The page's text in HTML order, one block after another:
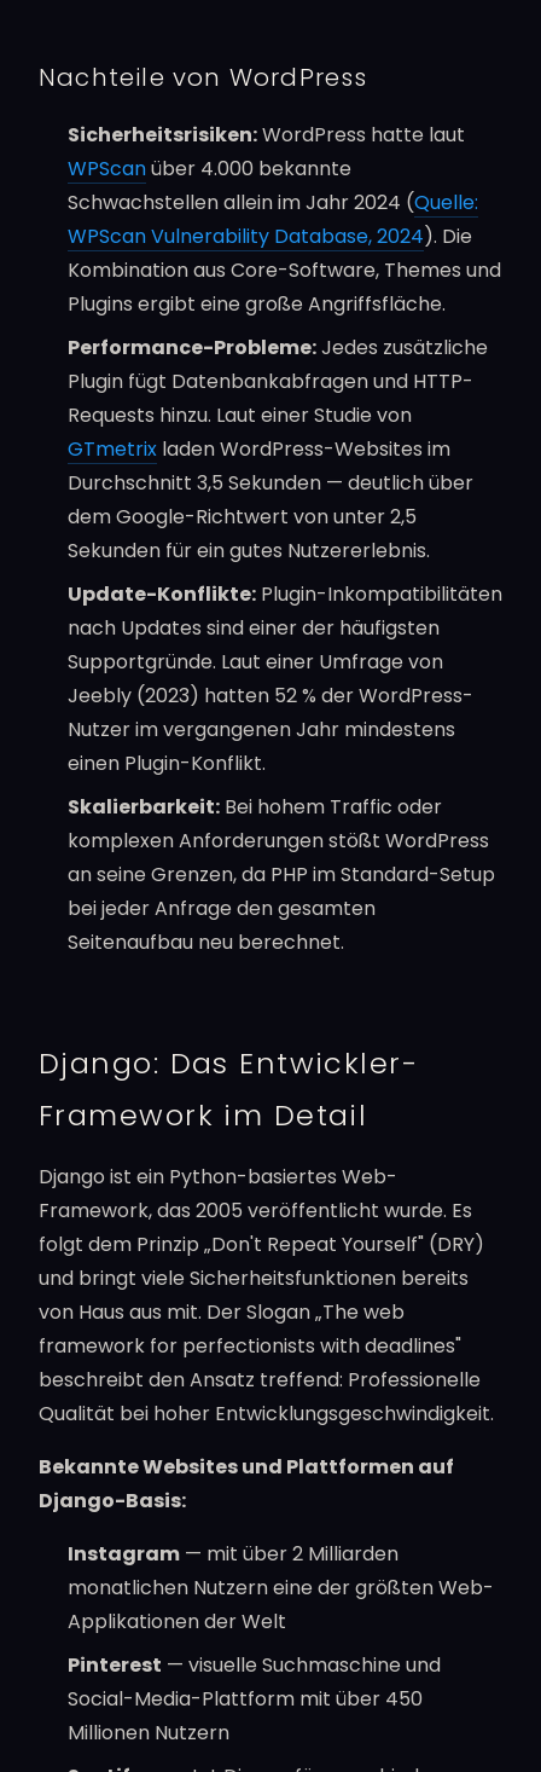
Nachteile von WordPress
Sicherheitsrisiken:WordPress hatte laut
WPScanüber 4.000 bekannte
Schwachstellen allein im Jahr 2024 (Quelle:
WPScan Vulnerability Database, 2024). Die
Kombination aus Core-Software, Themes und
Plugins ergibt eine große Angriffsfläche.
Performance-Probleme:Jedes zusätzliche
Plugin fügt Datenbankabfragen und HTTP-
Requests hinzu. Laut einer Studie von
GTmetrix laden WordPress-Websites im
Durchschnitt 3,5 Sekunden — deutlich über
dem Google-Richtwert von unter 2,5
Sekunden für ein gutes Nutzererlebnis.
Update-Konflikte: Plugin-Inkompatibilitäten
nach Updates sind einer der häufigsten
Supportgründe. Laut einer Umfrage von
Jeebly (2023) hatten 52 % der WordPress-
Nutzer im vergangenen Jahr mindestens
einen Plugin-Konflikt.
Skalierbarkeit: Bei hohem Traffic oder
komplexen Anforderungen stößt WordPress
an seine Grenzen, da PHP im Standard-Setup
bei jeder Anfrage den gesamten
Seitenaufbau neu berechnet.
Django: Das Entwickler-
Framework im Detail
Django ist ein Python-basiertes Web-
Framework, das 2005 veröffentlicht wurde. Es
folgt dem Prinzip „Don't Repeat Yourself" (DRY)
und bringt viele Sicherheitsfunktionen bereits
von Haus aus mit. Der Slogan „The web
framework for perfectionists with deadlines"
beschreibt den Ansatz treffend: Professionelle
Qualität bei hoher Entwicklungsgeschwindigkeit.
Bekannte Websites und Plattformen auf
Django-Basis:
Instagram — mit über 2 Milliarden
monatlichen Nutzern eine der größten Web-
Applikationen der Welt
Pinterest — visuelle Suchmaschine und
Social-Media-Plattform mit über 450
Millionen Nutzern